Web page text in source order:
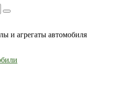
и агрегаты автомобиля